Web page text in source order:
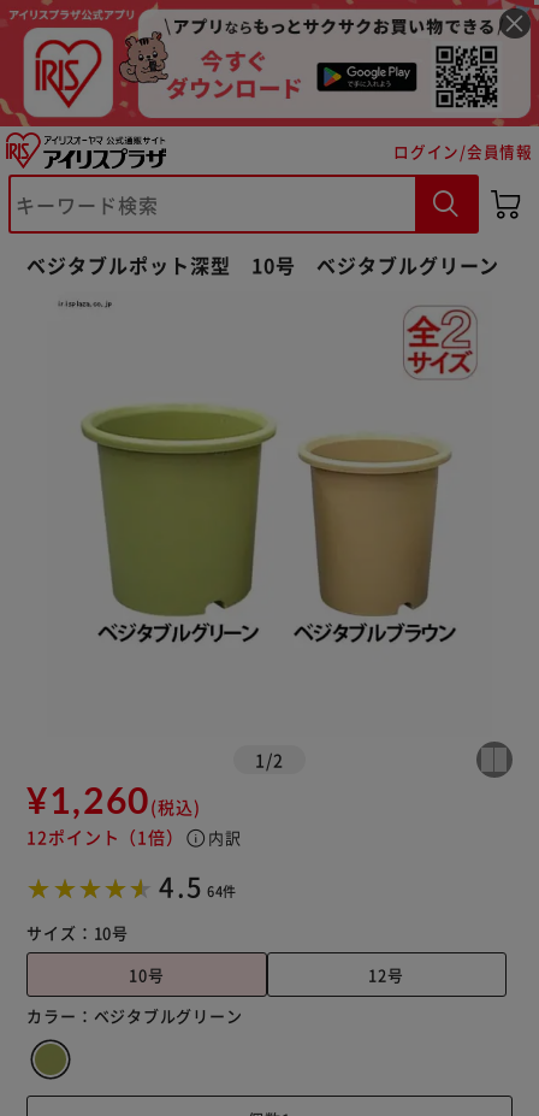
ログイン/会員情報
ベジタブルポット深型 10号 ベジタブルグリーン
1 /2
¥1,260(税込)
12ポイント （1倍） info 内訳
4.5 64件
サイズ： 10号
10号
12号
カラー： ベジタブルグリーン
※ご確認ください
購入手続きへ